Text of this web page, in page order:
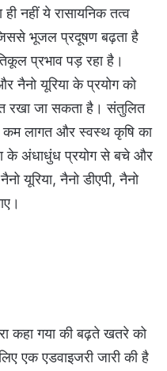
नहीं ये रासायनिक तत्व
भूजल प्रदूषण बढ़ता है
प्रभाव पड़ रहा है।
नैनो यूरिया के प्रयोग को
रखा जा सकता है। संतुलित
कम लागत और स्वस्थ कृषि का
के अंधाधुंध प्रयोग से बचे और
यूरिया, नैनो डीएपी, नैनो
कहा गया की बढ़ते खतरे को
एक एडवाइजरी जारी की है